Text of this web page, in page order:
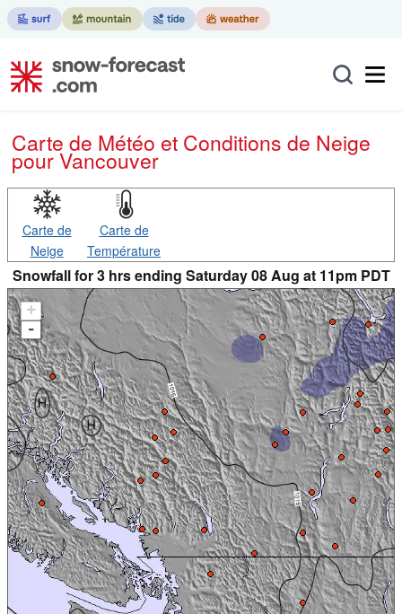
Carte de Météo et Conditions de Neige
pour Vancouver
Carte de
Neige
Carte de
Température
Snowfall for 3 hrs ending Saturday 08 Aug at 11pm PDT
+
-